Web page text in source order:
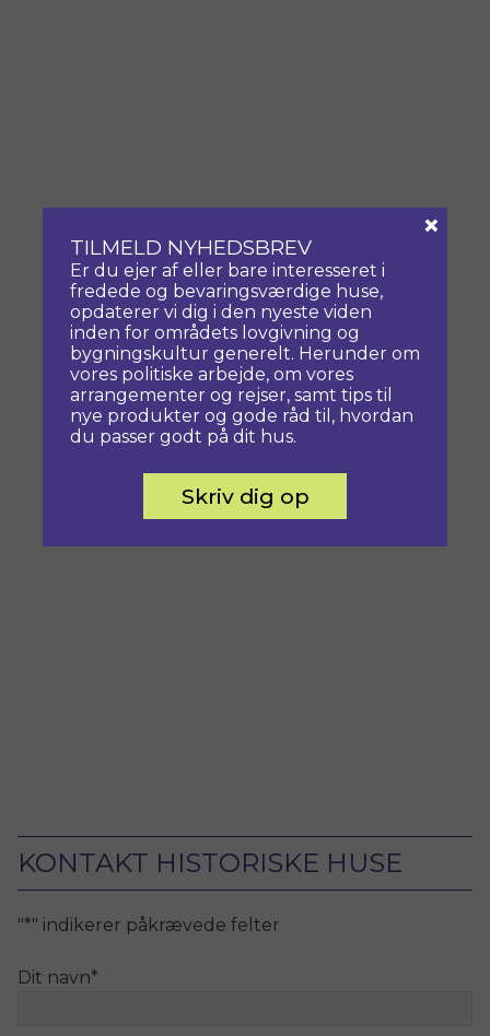
KONTAKT HISTORISKE HUSE
"*" indikerer påkrævede felter
Dit navn*
TILMELD NYHEDSBREV
Er du ejer af eller bare interesseret i
fredede og bevaringsværdige huse,
opdaterer vi dig i den nyeste viden
inden for områdets lovgivning og
bygningskultur generelt. Herunder om
vores politiske arbejde, om vores
arrangementer og rejser, samt tips til
nye produkter og gode råd til, hvordan
du passer godt på dit hus.
Skriv dig op
×